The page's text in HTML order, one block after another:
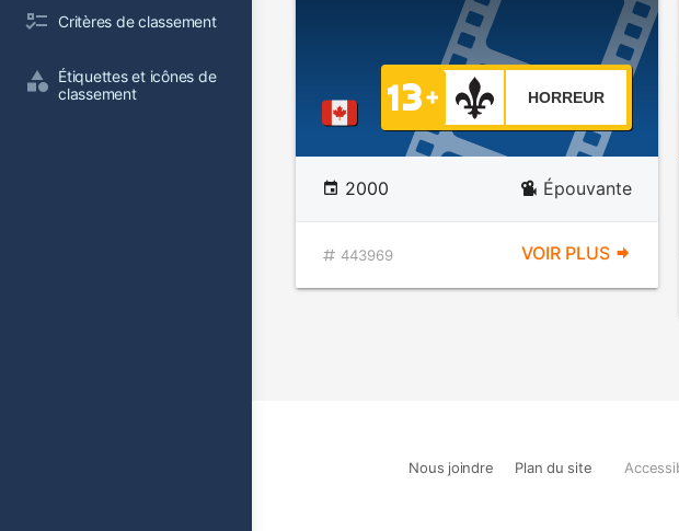
Critères de classement
Étiquettes et icônes de
classement
HORREUR
2000 Épouvante
443969 VOIR PLUS
Nous joindre Plan du site